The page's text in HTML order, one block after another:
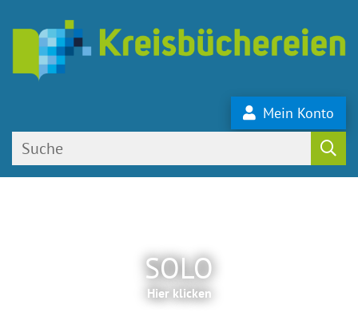
Mein Konto
SOLO
Hier klicken